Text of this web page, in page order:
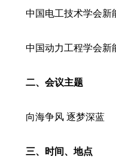
中国电工技术学会新
中国动力工程学会新
二、会议主题
向海争风 逐梦深蓝
三、时间、地点